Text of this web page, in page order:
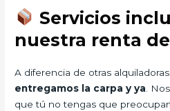
Servicios
nuestra renta
A diferencia de otras alquiladoras,
entregamos la carpa y ya .
que tú no tengas que